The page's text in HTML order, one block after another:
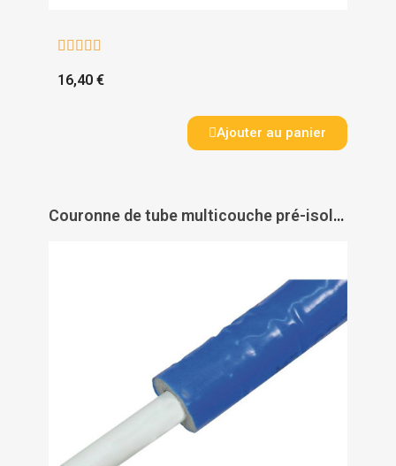
    
16,40 €
Ajouter au panier
Couronne de tube multicouche pré-isolé Acopex Alu - THERMACOME